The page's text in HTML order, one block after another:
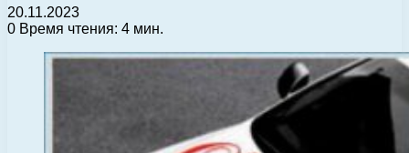
20.11.2023
0 Время чтения: 4 мин.